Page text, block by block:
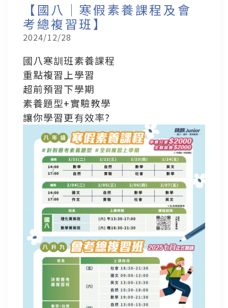
【國八｜寒假素養課程及會
考總複習班】
2024/12/28
國八寒訓班素養課程
重點複習上學習
超前預習下學期
素養題型+實驗教學
讓你學習更有效率?